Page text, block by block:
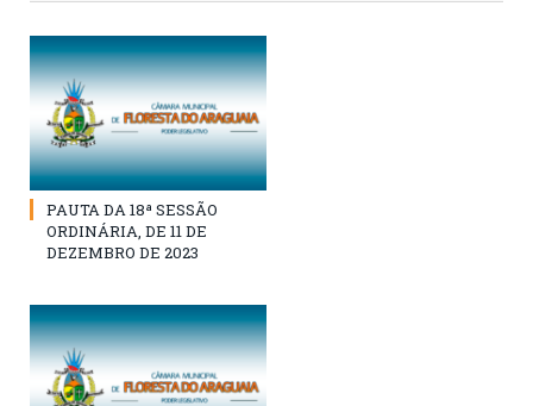
PAUTA DA 18ª SESSÃO
ORDINÁRIA, DE 11 DE
DEZEMBRO DE 2023